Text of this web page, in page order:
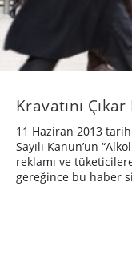
Kravatını
11 Haziran 2013
Sayılı Kanun’un
reklamı ve
gereğince bu haber